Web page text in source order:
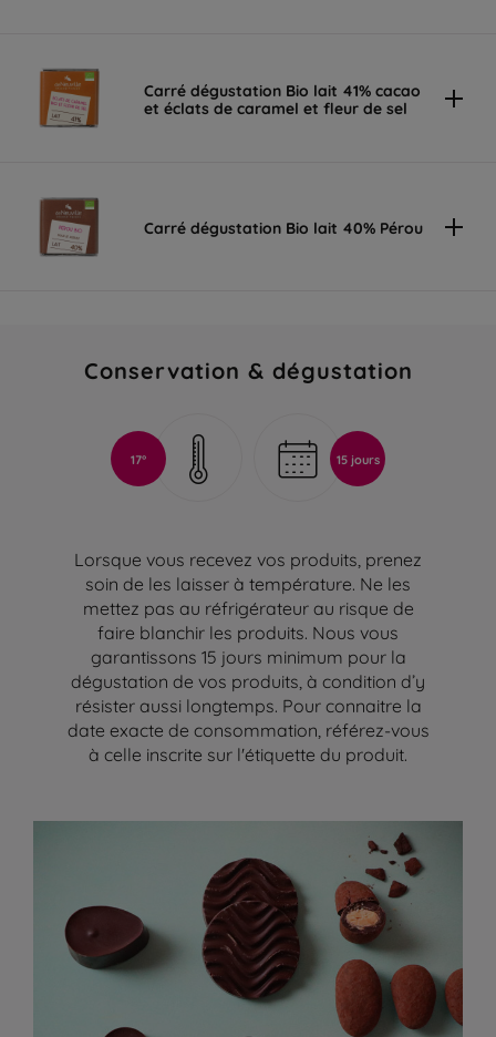
Carré dégustation Bio lait 41% cacao
et éclats de caramel et fleur de sel
Carré dégustation Bio lait 40% Pérou
Conservation & dégustation
17° 15 jours
Lorsque vous recevez vos produits, prenez
soin de les laisser à température. Ne les
mettez pas au réfrigérateur au risque de
faire blanchir les produits. Nous vous
garantissons 15 jours minimum pour la
dégustation de vos produits, à condition d’y
résister aussi longtemps. Pour connaitre la
date exacte de consommation, référez-vous
à celle inscrite sur l'étiquette du produit.